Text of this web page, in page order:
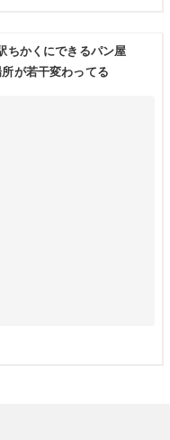
ちかくにできるパン屋
が若干変わってる